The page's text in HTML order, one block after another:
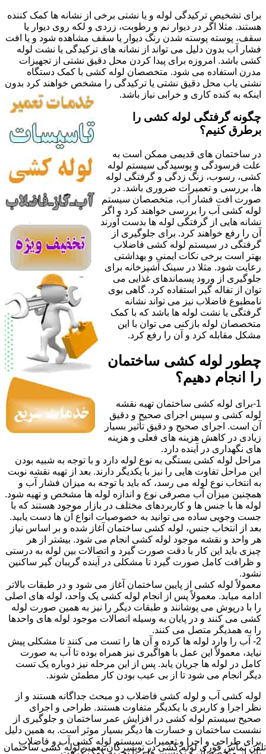
برای تشخیص ترکیدگی لوله و یا نشتی برخی از نشانه ها کمک کننده
هستند. مثلا اگر در دیوار نم و رطوبت، زردی و لکه روی دیوار یا
سقف، پوسته پوسته شدن رنگ دیوار یا سقف مشاهده شود و یا افت
فشار آب بدون دلیل می تواند از نشانه های ترکیدگی یا نشت لوله
کشی باشد. امروزه برای پیدا کردن محل دقیق نشتی از تجهیزات
مدرن استفاده می شود. متخصصان لوله کشی با کمک دستگاه
نشتی یاب محل دقیق نشتی یا ترکیدگی را مشخص خواهند کرد بدون
اینکه به کنده کاری و خرابی نیاز باشد.
چگونه گرفتگی لوله کشی را
برطرق کنیم؟
در ساختمان های قدیمی ممکن است به
علت فرسودگی و پوسیدگی سیستم لوله
کشی، رسوب، زنگ زدگی و گرفتگی لوله
ها، بررسی و تعمیرات ضروری باشد. در
صورت افت فشار آب، متخصصان سیستم
لوله کشی آب را بررسی خواهند کرد و اگر
نشانه هایی از گرفتگی لوله ها بدست آورند
آن را رفع خواهند کرد. برای جلوگیری از
گرفتگی در سیستم لوله کشی فاضلاب
بهتر است برخی نکات ایمنی و بهداشتی
رعایت شود. مثلا در سینک آشپزخانه برای
جلوگیری از ورود پسماندهای غذایی می
توان از تفاله گیر استفاده کرد. گاهی بوی
نامطبوع فاضلاب نیز می تواند نشانه
گرفتگی یا نشت لوله ها باشد که با کمک
متخصصان لوله بازکنی می توان با این
مشکل مقابله کرد و آن را رفع کرد.
چطور لوله کشی ساختمان
را انجام دهیم؟
1-برای لوله کشی ساختمان تهیه نقشه
لوله کشی و سپس اجرای صحیح و دقیق
آن است. اجرای صحیح و دقیق تأثیر بسیار
زیادی در کاهش هزینه های فعلی و هزینه
های نگهداری در آینده دارد.
مراحل لوله کشی بستگی به نوع لوله دارد و با توجه به شبیه بودن
این مراحل تفاوت هایی را نیز با یکدیگر دارند. بعد از تهیه نقشه نوبت
به انتخاب نوع لوله می رسد، که باید با توجه به میزان فشار آب و
همچنین میزان آب مصرفی نوع و اندازه لوله ها مشخص و تهیه شود.
لوله ها با جنس ها و کاربردهای مختلف در بازار موجود هستند که با
جست وجویی ساده می توانید به خصوصیات انواع آن ها دست یابید.
بعد از انتخاب جنس، لوله کشی ساختمان آغاز شده و بر اساس نیاز
هر واحد و نقشه موجود لوله کشی انجام می شود. بیشتر از هر
چیزی باید این کار با دقت صورت گیرد و اتصالات بین لوله به درستی
و ظرافت کامل صورت گیرد تا مشکلی در آینده گریبان گیر ساکنین
نشود.
معمولاً لوله کشی از پایین ساختمان آغاز می شود و در طبقات بالاتر
ادامه میابد. معمولاً پس از انجام لوله کشی یک واحد، لوله های اصلی
را با درپوش می پوشانند و طبقات دیگر را نیز به همین صورت لوله
کشی می کنند و در پایان به وسیله اتصالات موجود لوله های واحدها
را به همدیگر متصل می کنند.
2- آب را وارد لوله ها کرده و آن ها را تست می کنند تا مشکلی پیش
نیاید، معمولاً این عمل با هواگیری نیز همراه بوده تا آب به صورت
کامل در لوله ها جریان یابد. پس از این مرحله نیز دوباره یک تست
دیگر انجام می شود تا از بی عیب بودن کار مطمئن شوند.
لوله کشی آب و لوله کشی فاضلاب دو مبحث جداگانه هستند و از
نظر اجرا و کاربری با یکدیگر متفاوت هستند. طراحی و اجرای
صحیح سیستم لوله کشی در افزایش عمر ساختمان و جلوگیری از
نشست ساختمان و خسارت ها دیگر بسیار موثر است. به همین دلیل
برای طراحی و اجرا و تعمیرات سیستم لوله کشی آب و فاضلاب
تلفن تماس فوریلوله کشی در تویسرکان،تعمیر لوله کشی ساختمان